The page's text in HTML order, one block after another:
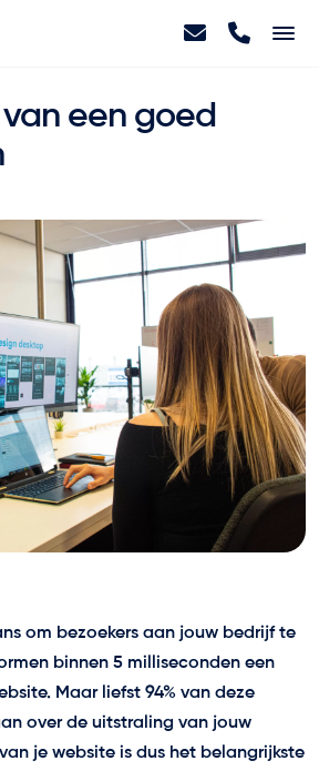
een goed
om bezoekers aan jouw bedrijf te
binnen 5 milliseconden een
Maar liefst 94% van deze
over de uitstraling van jouw
je website is dus het belangrijkste